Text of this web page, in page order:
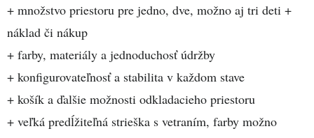
+ množstvo priestoru pre jedno, dve, možno aj tri deti +
náklad či nákup
+ farby, materiály a jednoduchosť údržby
+ konfigurovateľnosť a stabilita v každom stave
+ košík a ďalšie možnosti odkladacieho priestoru
+ veľká predĺžiteľná strieška s vetraním, farby možno